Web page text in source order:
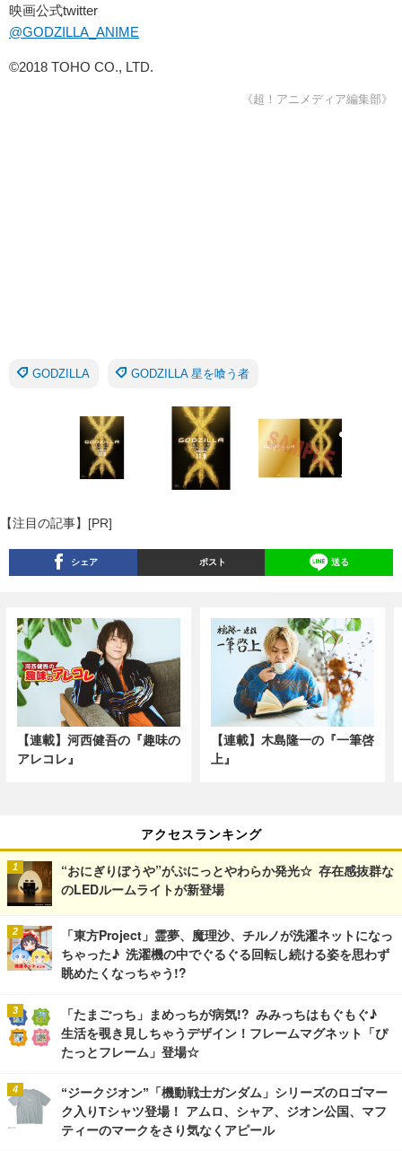
映画公式twitter
@GODZILLA_ANIME
©2018 TOHO CO., LTD.
《超！アニメディア編集部》
GODZILLA GODZILLA 星を喰う者
【注目の記事】[PR]
シェア ポスト 送る
【連載】河西健吾の『趣味の
アレコレ』
【連載】木島隆一の『一筆啓
上』
アクセスランキング
“おにぎりぼうや”がぷにっとやわらか発光☆ 存在感抜群な
のLEDルームライトが新登場
「東方Project」霊夢、魔理沙、チルノが洗濯ネットになっ
ちゃった♪ 洗濯機の中でぐるぐる回転し続ける姿を思わず
眺めたくなっちゃう!?
「たまごっち」まめっちが病気!? みみっちはもぐもぐ♪
生活を覗き見しちゃうデザイン！フレームマグネット「ぴ
たっとフレーム」登場☆
“ジークジオン”「機動戦士ガンダム」シリーズのロゴマー
ク入りTシャツ登場！ アムロ、シャア、ジオン公国、マフ
ティーのマークをさり気なくアピール